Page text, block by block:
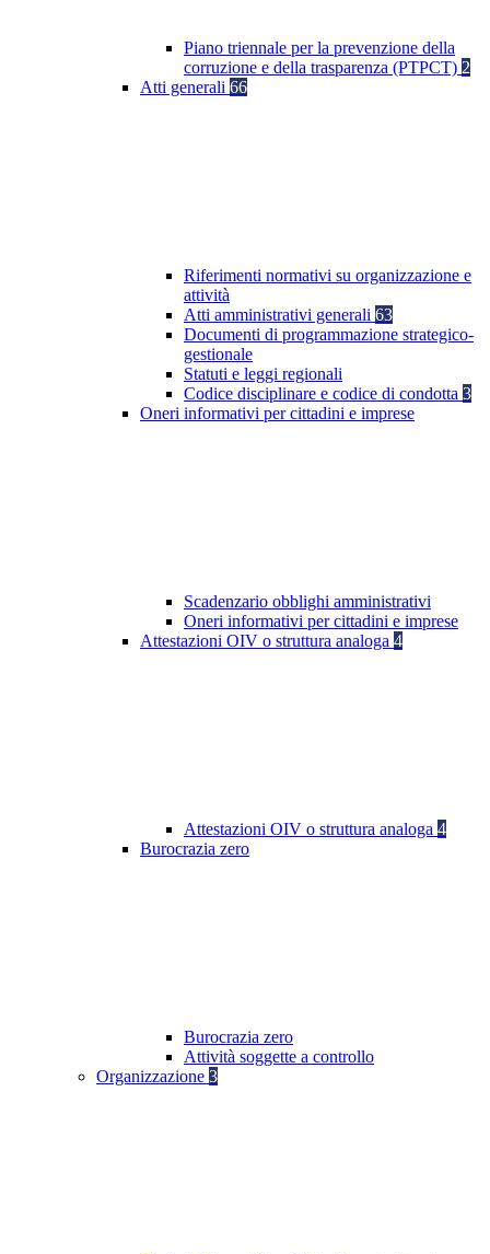
Piano triennale per la prevenzione della
corruzione e della trasparenza (PTPCT) 2
Atti generali 66
Riferimenti normativi su organizzazione e
attività
Atti amministrativi generali 63
Documenti di programmazione strategico-
gestionale
Statuti e leggi regionali
Codice disciplinare e codice di condotta 3
Oneri informativi per cittadini e imprese
Scadenzario obblighi amministrativi
Oneri informativi per cittadini e imprese
Attestazioni OIV o struttura analoga 4
Attestazioni OIV o struttura analoga 4
Burocrazia zero
Burocrazia zero
Attività soggette a controllo
Organizzazione 3